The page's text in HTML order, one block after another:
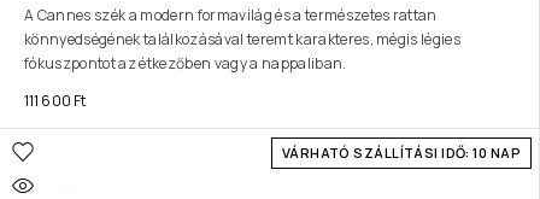
A Cannes szék a modern formavilág és a természetes rattan
könnyedségének találkozásával teremt karakteres, mégis légies
fókuszpontot az étkezőben vagy a nappaliban.
111 600 Ft
VÁRHATÓ SZÁLLÍTÁSI IDŐ: 10 NAP